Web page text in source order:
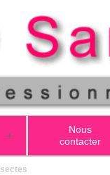
+
Nous
contacter